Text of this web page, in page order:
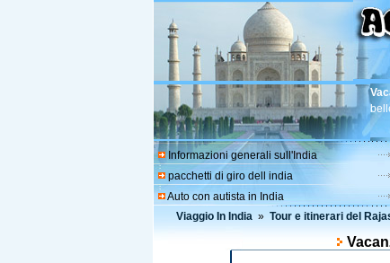
Informazioni generali sull'India
pacchetti di giro dell india
Auto con autista in India
Viaggio In India» Tour e itinerari del